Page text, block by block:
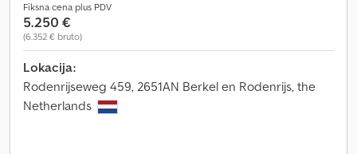
Fiksna cena plus PDV
5.250 €
(6.352 € bruto)
Lokacija:
Rodenrijseweg 459, 2651AN Berkel en Rodenrijs, the
Netherlands